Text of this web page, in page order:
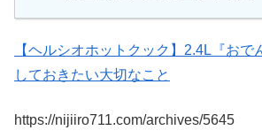
【ヘルシオホットクック】2.4L『おで
しておきたい大切なこと
https://nijiiro711.com/archives/5645